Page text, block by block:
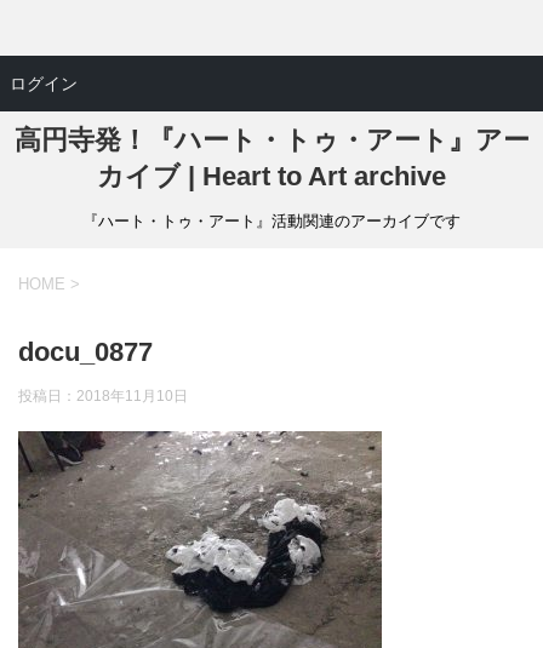
高円寺発！『ハート・トゥ・アート』アー
カイブ | Heart to Art archive
『ハート・トゥ・アート』活動関連のアーカイブです
HOME >
docu_0877
投稿日： 2018年11月10日
ログイン